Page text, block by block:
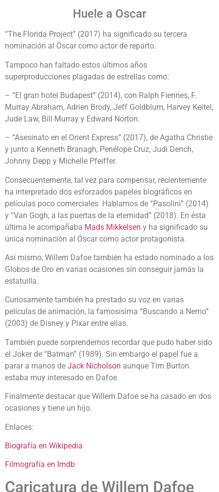
Huele a Oscar
“The Florida Project” (2017) ha significado su tercera
nominación al Óscar como actor de reparto.
Tampoco han faltado estos últimos años
superproducciones plagadas de estrellas como:
– “El gran hotel Budapest” (2014), con Ralph Fiennes, F.
Murray Abraham, Adrien Brody, Jeff Goldblum, Harvey Keitel,
Jude Law, Bill Murray y Edward Norton.
– “Asesinato en el Orient Express” (2017), de Agatha Christie
y junto a Kenneth Branagh, Penélope Cruz, Judi Dench,
Johnny Depp y Michelle Pfeiffer.
Consecuentemente, tal vez para compensar, recientemente
ha interpretado dos esforzados papeles biográficos en
películas poco comerciales. Hablamos de “Pasolini” (2014)
y “Van Gogh, a las puertas de la eternidad” (2018). En ésta
última le acompañaba Mads Mikkelsen y ha significado su
única nominación al Óscar como actor protagonista.
Así mismo, Willem Dafoe también ha estado nominado a los
Globos de Oro en varias ocasiones sin conseguir jamás la
estatuilla.
Curiosamente también ha prestado su voz en varias
películas de animación, la famosísima “Buscando a Nemo”
(2003) de Disney y Pixar entre ellas.
También puede sorprendernos recordar que pudo haber sido
el Joker de “Batman” (1989). Sin embargo el papel fue a
parar a manos de Jack Nicholson aunque Tim Burton
estaba muy interesado en Dafoe.
Finalmente destacar que Willem Dafoe se ha casado en dos
ocasiones y tiene un hijo.
Enlaces:
Biografía en Wikipedia
Filmografía en Imdb
Caricatura de Willem Dafoe